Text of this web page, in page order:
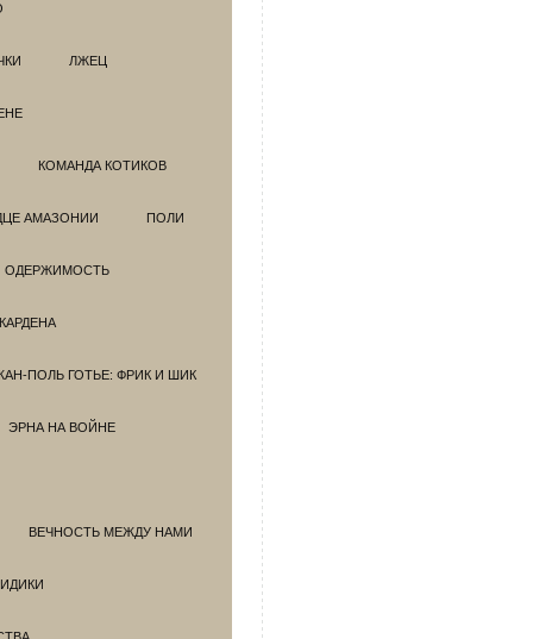
ЛЖЕЦ
КОМАНДА КОТИКОВ
АМАЗОНИИ ПОЛИ
ОДЕРЖИМОСТЬ
ПОЛЬ ГОТЬЕ: ФРИК И ШИК
ЭРНА НА ВОЙНЕ
ВЕЧНОСТЬ МЕЖДУ НАМИ